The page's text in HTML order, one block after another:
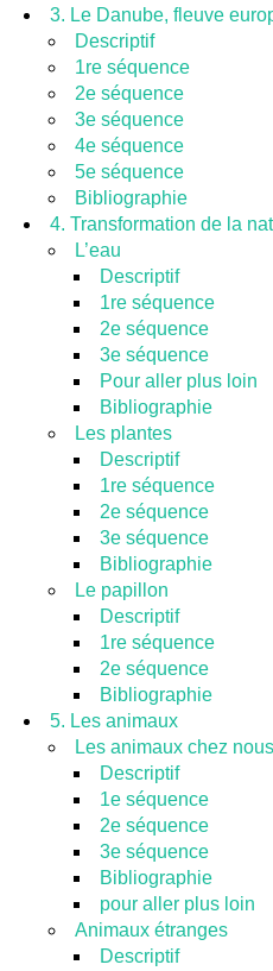
3. Le Danube, fleuve
Descriptif
1re séquence
2e séquence
3e séquence
4e séquence
5e séquence
Bibliographie
4. Transformation de la
L’eau
Descriptif
1re séquence
2e séquence
3e séquence
Pour aller plus loin
Bibliographie
Les plantes
Descriptif
1re séquence
2e séquence
3e séquence
Bibliographie
Le papillon
Descriptif
1re séquence
2e séquence
Bibliographie
5. Les animaux
Les animaux chez
Descriptif
1e séquence
2e séquence
3e séquence
Bibliographie
pour aller plus loin
Animaux étranges
Descriptif